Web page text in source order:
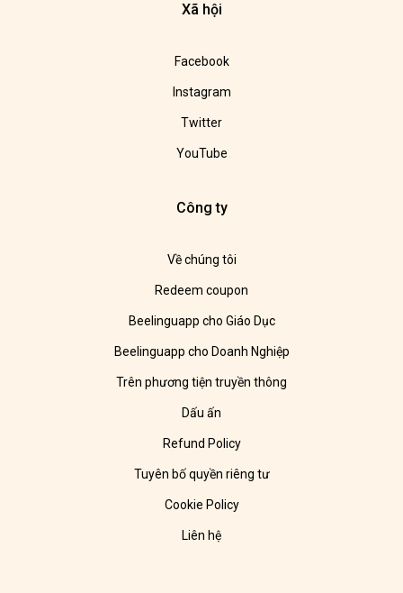
Xã hội
Facebook
Instagram
Twitter
YouTube
Công ty
Về chúng tôi
Redeem coupon
Beelinguapp cho Giáo Dục
Beelinguapp cho Doanh Nghiệp
Trên phương tiện truyền thông
Dấu ấn
Refund Policy
Tuyên bố quyền riêng tư
Cookie Policy
Liên hệ